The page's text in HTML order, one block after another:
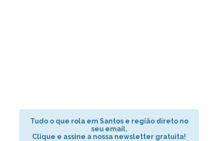
Tudo o que rola em Santos e região direto no
seu email.
Clique e assine a nossa newsletter gratuita!